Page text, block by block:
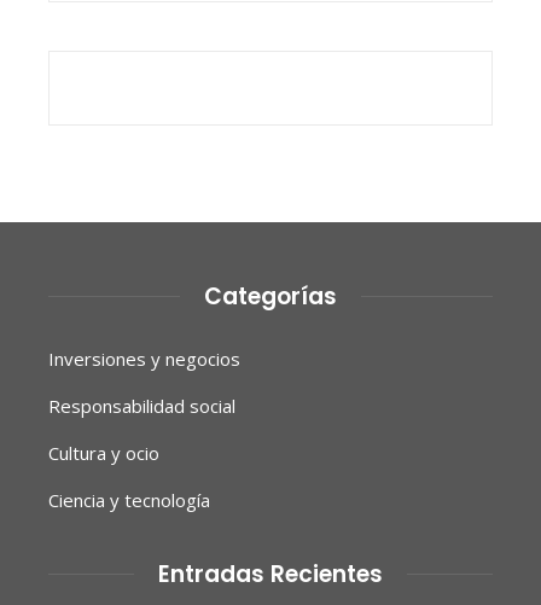
Categorías
Inversiones y negocios
Responsabilidad social
Cultura y ocio
Ciencia y tecnología
Entradas Recientes